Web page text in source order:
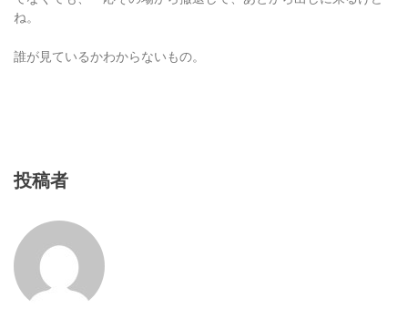
ね。
誰が見ているかわからないもの。
投稿者